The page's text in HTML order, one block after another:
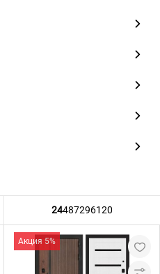
24487296120
Акция 5%